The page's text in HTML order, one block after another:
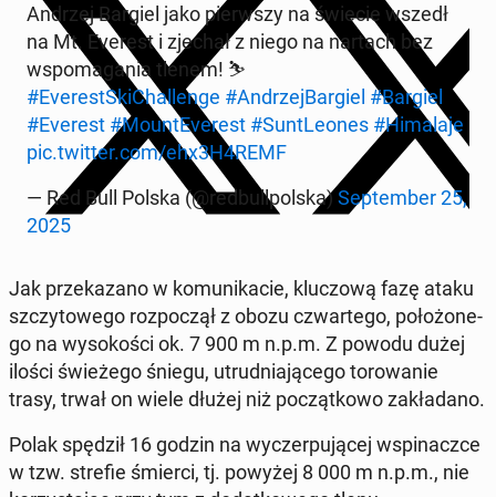
Andrzej Bargiel jako pierw­szy na świecie wszedł
na Mt. Everest i zjechał z niego na nartach bez
wspo­ma­ga­nia tlenem! ⛷️
#Eve­re­st­Ski­Chal­len­ge #An­drzej­Bar­giel #Bargiel
#Everest #Mo­un­tE­ve­rest #Sun­tLe­ones #Hi­ma­la­je
pic.twitter.com/ehx3H4REMF
— Red Bull Polska (@red­bul­l­pol­ska)Sep­tem­ber 25,
2025
Jak prze­ka­za­no w ko­mu­ni­ka­cie, klu­czo­wą fazę ataku
szczy­to­we­go roz­po­czął z obozu czwar­te­go, po­ło­żo­ne­
go na wy­so­ko­ści ok. 7 900 m n.p.m. Z powodu dużej
ilości świe­że­go śniegu, utrud­nia­ją­ce­go to­ro­wa­nie
trasy, trwał on wiele dłużej niż po­cząt­ko­wo za­kła­da­no.
Polak spędził 16 godzin na wy­czer­pu­ją­cej wspi­nacz­ce
w tzw. strefie śmierci, tj. powyżej 8 000 m n.p.m., nie